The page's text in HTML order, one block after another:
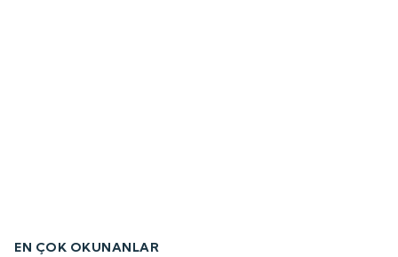
EN ÇOK OKUNANLAR